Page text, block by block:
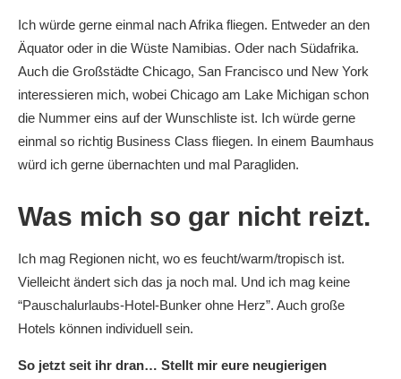
Ich würde gerne einmal nach Afrika fliegen. Entweder an den
Äquator oder in die Wüste Namibias. Oder nach Südafrika.
Auch die Großstädte Chicago, San Francisco und New York
interessieren mich, wobei Chicago am Lake Michigan schon
die Nummer eins auf der Wunschliste ist. Ich würde gerne
einmal so richtig Business Class fliegen. In einem Baumhaus
würd ich gerne übernachten und mal Paragliden.
Was mich so gar nicht reizt.
Ich mag Regionen nicht, wo es feucht/warm/tropisch ist.
Vielleicht ändert sich das ja noch mal. Und ich mag keine
“Pauschalurlaubs-Hotel-Bunker ohne Herz”. Auch große
Hotels können individuell sein.
So jetzt seit ihr dran… Stellt mir eure neugierigen